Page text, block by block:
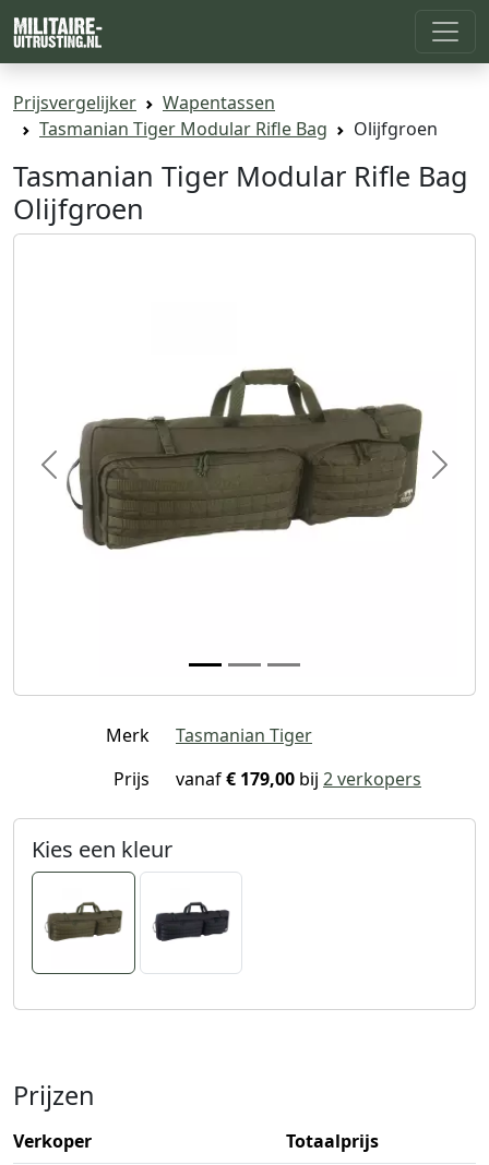
Prijsvergelijker
Wapentassen
Tasmanian Tiger Modular Rifle Bag
Olijfgroen
Tasmanian Tiger Modular Rifle Bag
Olijfgroen
Previous Next
Merk
Tasmanian Tiger
Prijs
vanaf€ 179,00 bij 2 verkopers
Kies een kleur
Prijzen
Verkoper
Totaalprijs